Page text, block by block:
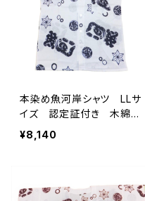
本染め魚河岸シャツ LLサ
イズ 認定証付き 木綿
晒 涼麻柄 白×紺 日本
製 注染そめ 浴衣生地
焼津 浜通り 港町
¥8,140